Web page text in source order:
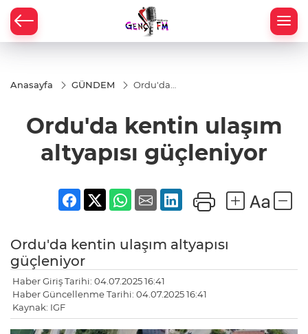
Anasayfa GÜNDEM
Ordu'da
altyapısı
güçleniyor
Ordu'da kentin ulaşım
altyapısı güçleniyor
Ordu'da kentin ulaşım altyapısı
güçleniyor
Haber Giriş Tarihi: 04.07.2025 16:41
Haber Güncellenme Tarihi: 04.07.2025 16:41
Kaynak: IGF